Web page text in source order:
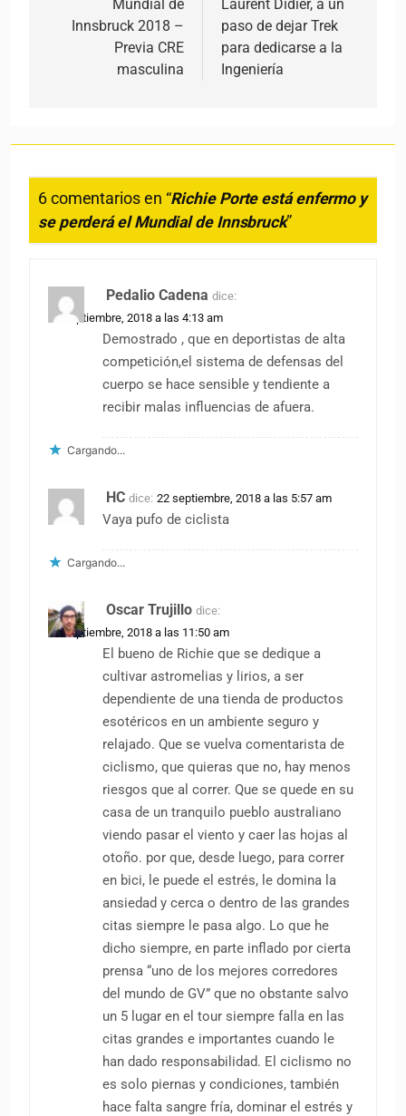
Mundial de
Innsbruck 2018 –
Previa CRE
masculina
Laurent Didier, a un
paso de dejar Trek
para dedicarse a la
Ingeniería
6 comentarios en “Richie Porte está enfermo y
se perderá el Mundial de Innsbruck”
Pedalio Cadena dice:
22 septiembre, 2018 a las 4:13 am
Demostrado , que en deportistas de alta
competición,el sistema de defensas del
cuerpo se hace sensible y tendiente a
recibir malas influencias de afuera.
Cargando...
HC dice: 22 septiembre, 2018 a las 5:57 am
Vaya pufo de ciclista
Cargando...
Oscar Trujillo dice:
22 septiembre, 2018 a las 11:50 am
El bueno de Richie que se dedique a
cultivar astromelias y lirios, a ser
dependiente de una tienda de productos
esotéricos en un ambiente seguro y
relajado. Que se vuelva comentarista de
ciclismo, que quieras que no, hay menos
riesgos que al correr. Que se quede en su
casa de un tranquilo pueblo australiano
viendo pasar el viento y caer las hojas al
otoño. por que, desde luego, para correr
en bici, le puede el estrés, le domina la
ansiedad y cerca o dentro de las grandes
citas siempre le pasa algo. Lo que he
dicho siempre, en parte inflado por cierta
prensa “uno de los mejores corredores
del mundo de GV” que no obstante salvo
un 5 lugar en el tour siempre falla en las
citas grandes e importantes cuando le
han dado responsabilidad. El ciclismo no
es solo piernas y condiciones, también
hace falta sangre fría, dominar el estrés y